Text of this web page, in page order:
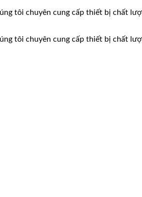
tôi chuyên cung cấp thiết bị chất
tôi chuyên cung cấp thiết bị chất